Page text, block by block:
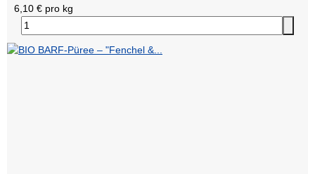
6,10 € pro kg